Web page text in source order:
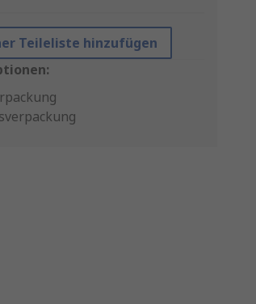
Teileliste hinzufügen